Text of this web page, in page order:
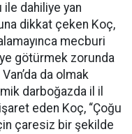
ile dahiliye yan
dikkat çeken Koç,
mecburi
götürmek zorunda
da olmak
darboğazda il il
eden Koç, “Çoğu
çaresiz bir şekilde